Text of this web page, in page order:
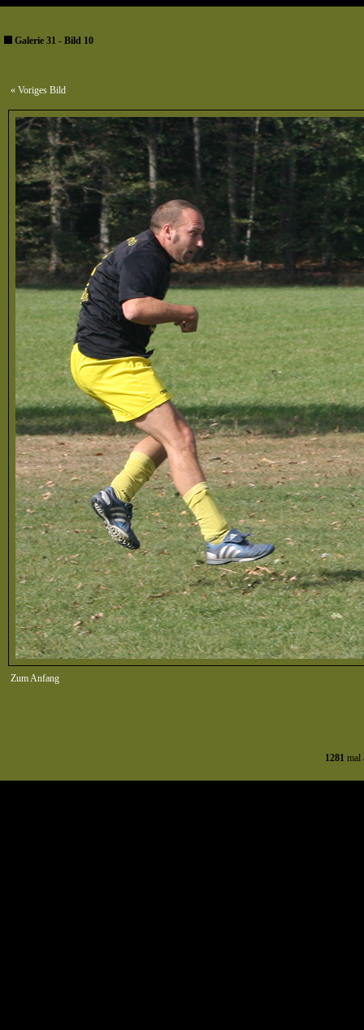
Galerie 31 - Bild 10
« Voriges Bild
Zum Anfang
1281 mal